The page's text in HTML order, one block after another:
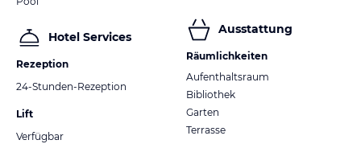
Hotel Services
Rezeption
24-Stunden-Rezeption
Lift
Verfügbar
Ausstattung
Räumlichkeiten
Aufenthaltsraum
Bibliothek
Garten
Terrasse